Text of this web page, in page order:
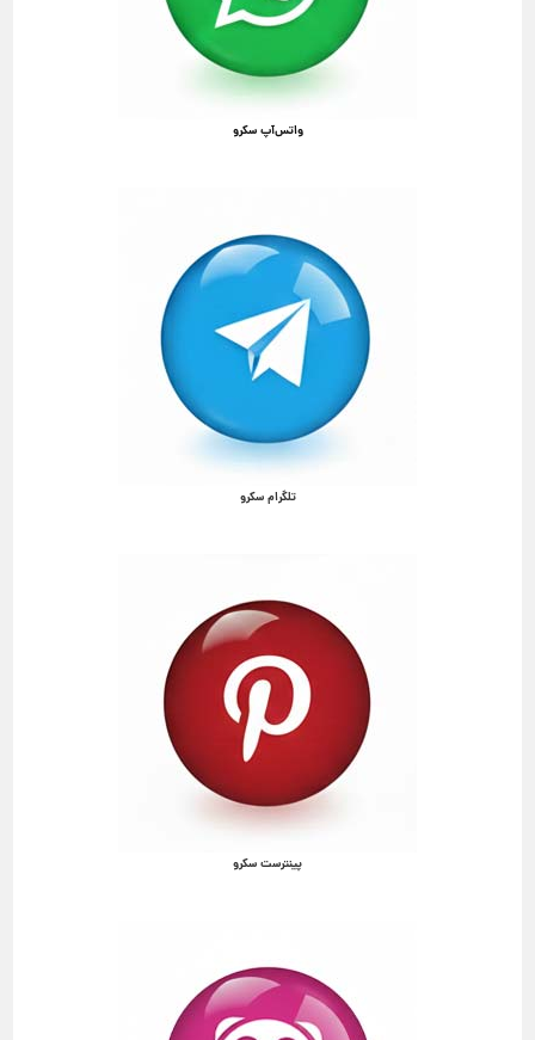
واتس‌آپ سکرو
تلگرام سکرو
پینترست سکرو